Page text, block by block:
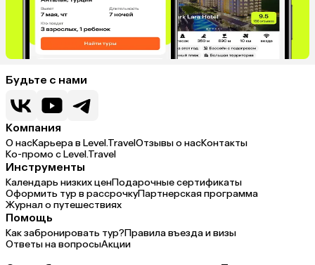
Будьте с нами
Компания
О насКарьера в Level.TravelОтзывы о насКонтакты
Ко-промо с Level.Travel
Инструменты
Календарь низких ценПодарочные сертификаты
Оформить тур в рассрочкуПартнерская программа
Журнал о путешествиях
Помощь
Как забронировать тур?Правила въезда и визы
Ответы на вопросыАкции